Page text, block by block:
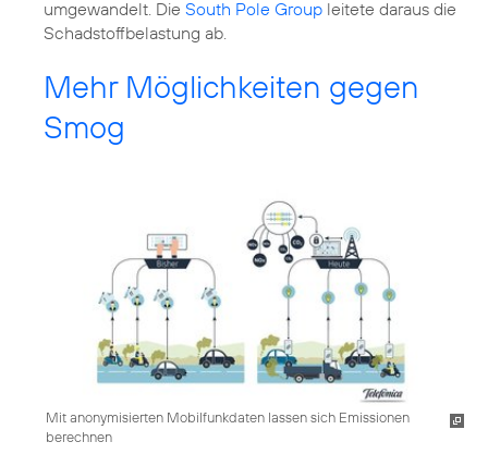
umgewandelt. Die South Pole Group leitete daraus die
Schadstoffbelastung ab.
Mehr Möglichkeiten gegen
Smog
Mit anonymisierten Mobilfunkdaten lassen sich Emissionen
berechnen